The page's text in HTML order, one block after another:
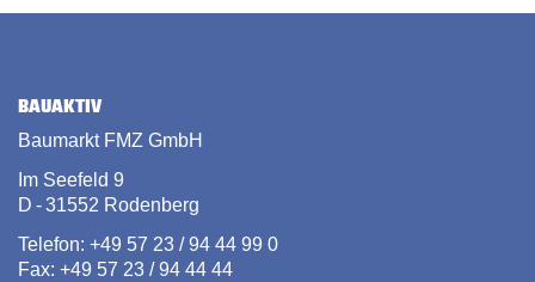
BAUAKTIV
Baumarkt FMZ GmbH
Im Seefeld 9
D - 31552 Rodenberg
Telefon: +49 57 23 / 94 44 99 0
Fax: +49 57 23 / 94 44 44